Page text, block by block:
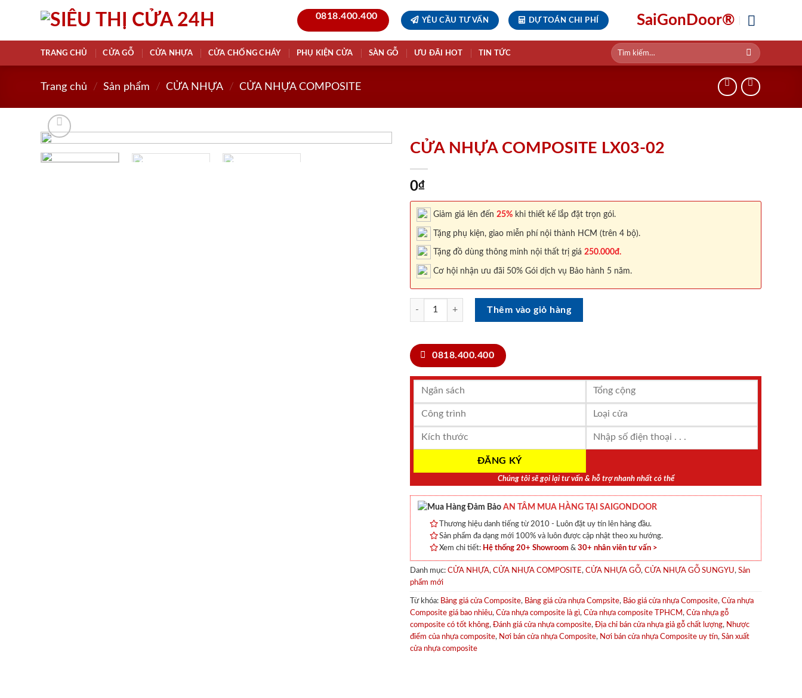
0818.400.400 YÊU CẦU TƯ VẤN DỰ TOÁN CHI PHÍ SaiGonDoor®
TRANG CHỦ CỬA GỖ CỬA NHỰA CỬA CHỐNG CHÁY PHỤ KIỆN CỬA SÀN GỖ ƯU ĐÃI HOT TIN TỨC
Tìm
kiếm:
Trang chủ / Sản phẩm / CỬA NHỰA / CỬA NHỰA COMPOSITE
CỬA NHỰA COMPOSITE LX03-02
0₫
Giảm giá lên đến 25% khi thiết kế lắp đặt trọn gói.
Tặng phụ kiện, giao miễn phí nội thành HCM (trên 4 bộ).
Tặng đồ dùng thông minh nội thất trị giá 250.000đ.
Cơ hội nhận ưu đãi 50% Gói dịch vụ Bảo hành 5 năm.
CỬA NHỰA COMPOSITE LX03-02 số lượng
Thêm vào giỏ hàng
0818.400.400
Chúng tôi sẽ gọi lại tư vấn & hỗ trợ nhanh nhất có thể
AN TÂM MUA HÀNG TẠI SAIGONDOOR
Thương hiệu danh tiếng từ 2010 - Luôn đặt uy tín lên hàng đầu.
Sản phẩm đa dạng mới 100% và luôn được cập nhật theo xu hướng.
Xem chi tiết: Hệ thống 20+ Showroom & 30+ nhân viên tư vấn >
Danh mục: CỬA NHỰA, CỬA NHỰA COMPOSITE, CỬA NHỰA GỖ, CỬA NHỰA GỖ SUNGYU, Sản
phẩm mới
Từ khóa: Bảng giá cửa Composite, Bảng giá cửa nhựa Compsite, Báo giá cửa nhựa Composite, Cửa nhựa
Composite giá bao nhiêu, Cửa nhựa composite là gì, Cửa nhựa composite TPHCM, Cửa nhựa gỗ
composite có tốt không, Đánh giá cửa nhựa composite, Địa chỉ bán cửa nhựa giả gỗ chất lượng, Nhược
điểm của nhựa composite, Nơi bán cửa nhựa Composite, Nơi bán cửa nhựa Composite uy tín, Sản xuất
cửa nhựa composite